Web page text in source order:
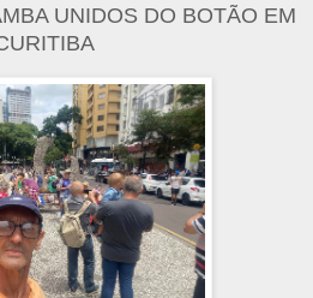
UNIDOS DO BOTÃO EM